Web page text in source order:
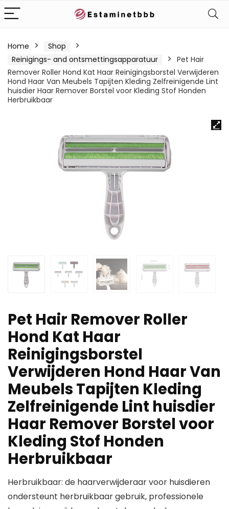
Home
Shop
Reinigings- and ontsmettingsapparatuur
Pet Hair
Remover Roller Hond Kat Haar Reinigingsborstel Verwijderen
Hond Haar Van Meubels Tapijten Kleding Zelfreinigende Lint
huisdier Haar Remover Borstel voor Kleding Stof Honden
Herbruikbaar
Pet Hair Remover Roller
Hond Kat Haar
Reinigingsborstel
Verwijderen Hond Haar Van
Meubels Tapijten Kleding
Zelfreinigende Lint huisdier
Haar Remover Borstel voor
Kleding Stof Honden
Herbruikbaar
Herbruikbaar: de haarverwijderaar voor huisdieren
ondersteunt herbruikbaar gebruik, professionele